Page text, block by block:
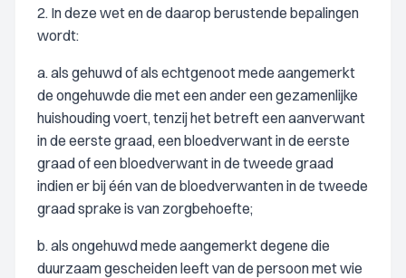
2. In deze wet en de daarop berustende bepalingen
wordt:
a. als gehuwd of als echtgenoot mede aangemerkt
de ongehuwde die met een ander een gezamenlijke
huishouding voert, tenzij het betreft een aanverwant
in de eerste graad, een bloedverwant in de eerste
graad of een bloedverwant in de tweede graad
indien er bij één van de bloedverwanten in de tweede
graad sprake is van zorgbehoefte;
b. als ongehuwd mede aangemerkt degene die
duurzaam gescheiden leeft van de persoon met wie